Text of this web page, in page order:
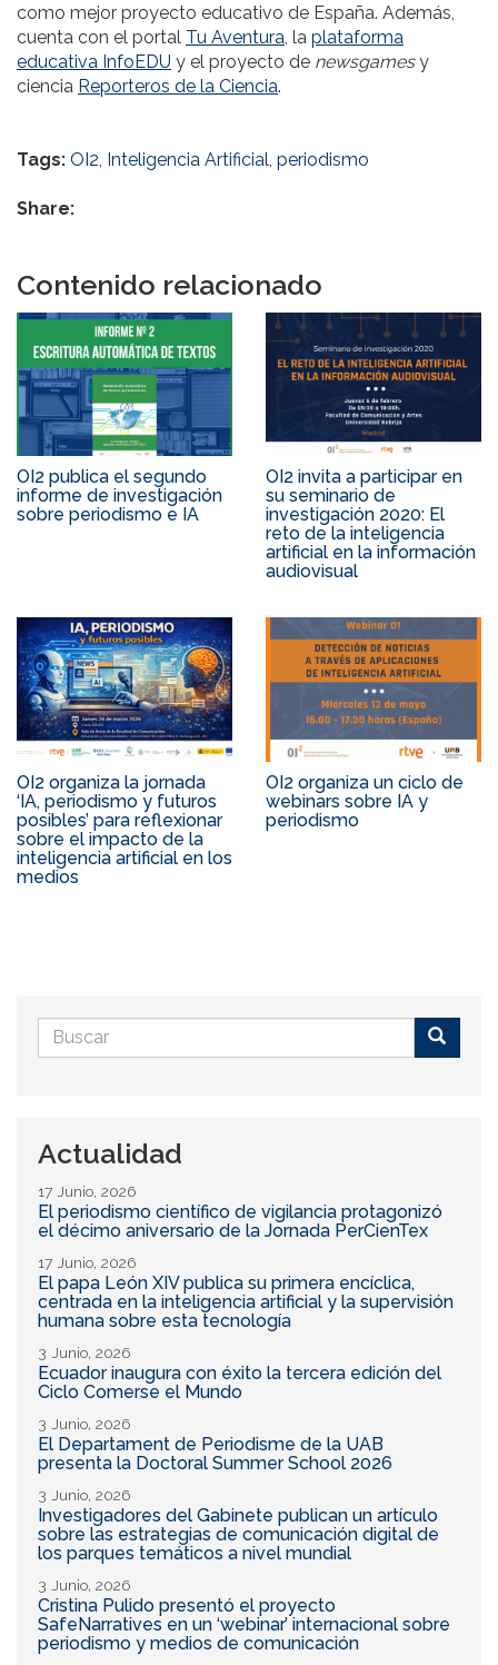
como mejor proyecto educativo de España. Además,
cuenta con el portal Tu Aventura, la plataforma
educativa InfoEDU y el proyecto de newsgamesy
ciencia Reporteros de la Ciencia.
Tags: OI2, Inteligencia Artificial, periodismo
Share:
Contenido relacionado
OI2 publica el segundo
informe de investigación
sobre periodismo e IA
OI2 invita a participar en
su seminario de
investigación 2020: El
reto de la inteligencia
artificial en la información
audiovisual
OI2 organiza la jornada
‘IA, periodismo y futuros
posibles’ para reflexionar
sobre el impacto de la
inteligencia artificial en los
medios
OI2 organiza un ciclo de
webinars sobre IA y
periodismo
Formulario
de
Actualidad
17 Junio, 2026
El periodismo científico de vigilancia protagonizó
el décimo aniversario de la Jornada PerCienTex
17 Junio, 2026
El papa León XIV publica su primera encíclica,
centrada en la inteligencia artificial y la supervisión
humana sobre esta tecnología
3 Junio, 2026
Ecuador inaugura con éxito la tercera edición del
Ciclo Comerse el Mundo
3 Junio, 2026
El Departament de Periodisme de la UAB
presenta la Doctoral Summer School 2026
3 Junio, 2026
Investigadores del Gabinete publican un artículo
sobre las estrategias de comunicación digital de
los parques temáticos a nivel mundial
3 Junio, 2026
Cristina Pulido presentó el proyecto
SafeNarratives en un ‘webinar’ internacional sobre
periodismo y medios de comunicación